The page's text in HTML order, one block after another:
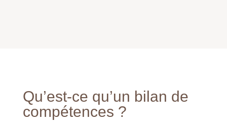
Qu’est-ce qu’un bilan de
compétences ?